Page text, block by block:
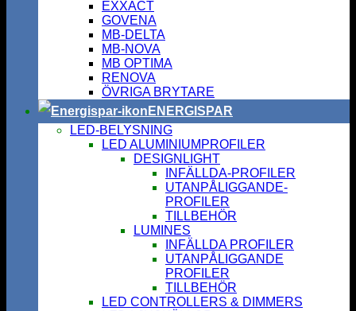
EXXACT
GOVENA
MB-DELTA
MB-NOVA
MB OPTIMA
RENOVA
ÖVRIGA BRYTARE
ENERGISPAR
LED-BELYSNING
LED ALUMINIUMPROFILER
DESIGNLIGHT
INFÄLLDA-PROFILER
UTANPÅLIGGANDE-
PROFILER
TILLBEHÖR
LUMINES
INFÄLLDA PROFILER
UTANPÅLIGGANDE
PROFILER
TILLBEHÖR
LED CONTROLLERS & DIMMERS